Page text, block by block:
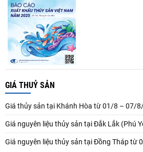
GIÁ THUỶ SẢN
Giá thủy sản tại Khánh Hòa từ 01/8 – 07/
Giá nguyên liệu thủy sản tại Đắk Lắk (Phú
Giá nguyên liệu thủy sản tại Đồng Tháp từ